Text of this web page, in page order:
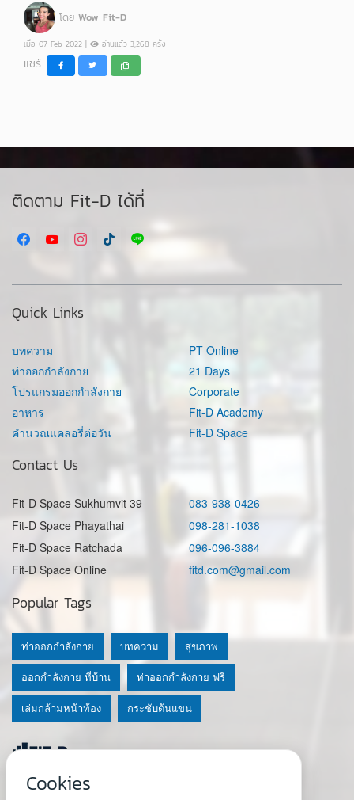
โดย Wow Fit-D
เมื่อ 07 Feb 2022 | อ่านแล้ว 3,268 ครั้ง
แชร์
ติดตาม Fit-D ได้ที่
Quick Links
บทความ
ท่าออกกำลังกาย
โปรแกรมออกกำลังกาย
อาหาร
คำนวณแคลอรี่ต่อวัน
PT Online
21 Days
Corporate
Fit-D Academy
Fit-D Space
Contact Us
Fit-D Space Sukhumvit 39
083-938-0426
Fit-D Space Phayathai
098-281-1038
Fit-D Space Ratchada
096-096-3884
Fit-D Space Online
fitd.com@gmail.com
© 2020 Fit-D.com & Fit-D Finess
Popular Tags
ท่าออกกำลังกาย บทความ สุขภาพ
ออกกำลังกาย ที่บ้าน ท่าออกกำลังกาย ฟรี
เล่มกล้ามหน้าท้อง กระชับต้นแขน
Cookies